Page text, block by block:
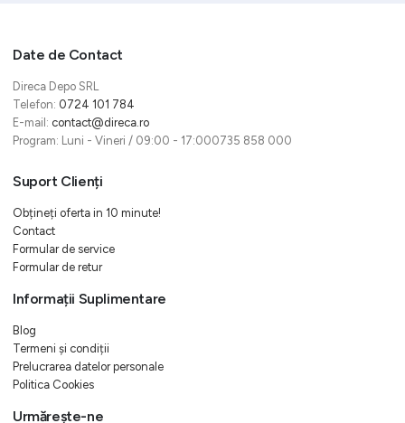
Date de Contact
Direca Depo SRL
Telefon: 0724 101 784
E-mail: contact@direca.ro
Program: Luni - Vineri / 09:00 - 17:000735 858 000
Suport Clienți
Obțineți oferta in 10 minute!
Contact
Formular de service
Formular de retur
Informații Suplimentare
Blog
Termeni și condiții
Prelucrarea datelor personale
Politica Cookies
Urmărește-ne